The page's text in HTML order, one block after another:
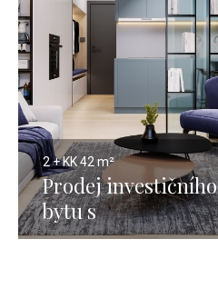
2 + KK42 m²
Prodej investičního
bytu s
předzahrádkou -